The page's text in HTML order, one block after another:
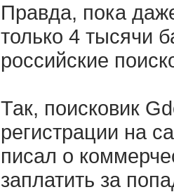
Правда, пока
только 4 тысячи
российские
Так, поисковик
регистрации на
писал о
заплатить за